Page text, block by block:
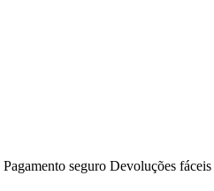
Pagamento seguro Devoluções fáceis